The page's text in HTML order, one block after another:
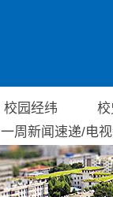
校园经纬
一周新闻速递/电